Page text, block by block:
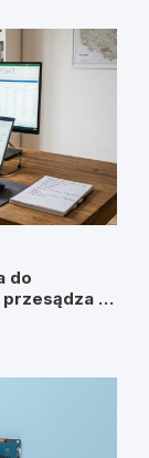
do
o